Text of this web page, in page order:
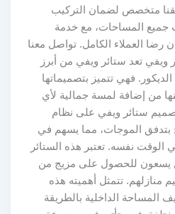
متخصص لضمان التركيب
المساحات، مع خدمة
العملاء الكامل. تواصل معنا
ويفي تعد ستائر ويفي من أبرز
فهي تتميز بتصميماتها
من إضافة لمسة جمالية لأي
ستائر ويفي على نظام
الموجات، مما يسهم في
نفسه. تعتبر هذه الستائر
يسعون للحصول على مزيج من
تتمثل أهميته هذه
الداخلية بالطريقة